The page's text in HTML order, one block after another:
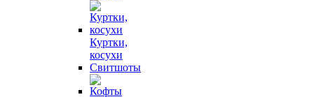
Куртки,
косухи
Свитшоты